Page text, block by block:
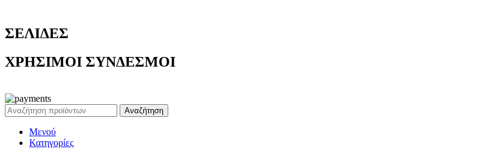
ΣΕΛΙΔΕΣ
ΧΡΗΣΙΜΟΙ ΣΥΝΔΕΣΜΟΙ
Αναζήτηση
Μενού
Κατηγορίες